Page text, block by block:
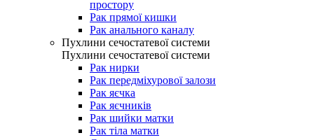
простору
Рак прямої кишки
Рак анального каналу
Пухлини сечостатевої системи
Пухлини сечостатевої системи
Рак нирки
Рак передміхурової залози
Рак яєчка
Рак яєчників
Рак шийки матки
Рак тіла матки